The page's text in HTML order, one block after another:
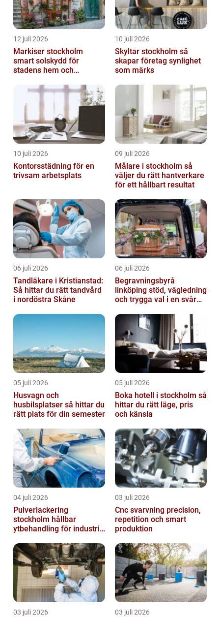
12 juli 2026
Markiser stockholm
smart solskydd för
stadens hem och
10 juli 2026
Skyltar stockholm så
skapar företag synlighet
som märks
10 juli 2026
Kontorsstädning för en
trivsam arbetsplats
09 juli 2026
Målare i stockholm så
väljer du rätt hantverkare
för ett hållbart resultat
06 juli 2026
Tandläkare i Kristianstad:
Så hittar du rätt tandvård
i nordöstra Skåne
06 juli 2026
Begravningsbyrå
linköping stöd, vägledning
och trygga val i en svår
05 juli 2026
Husvagn och
husbilsplatser så hittar du
rätt plats för din semester
05 juli 2026
Boka hotell i stockholm så
hittar du rätt läge, pris
och känsla
04 juli 2026
Pulverlackering
stockholm hållbar
ytbehandling för industri
03 juli 2026
Cnc svarvning precision,
repetition och smart
produktion
03 juli 2026 03 juli 2026